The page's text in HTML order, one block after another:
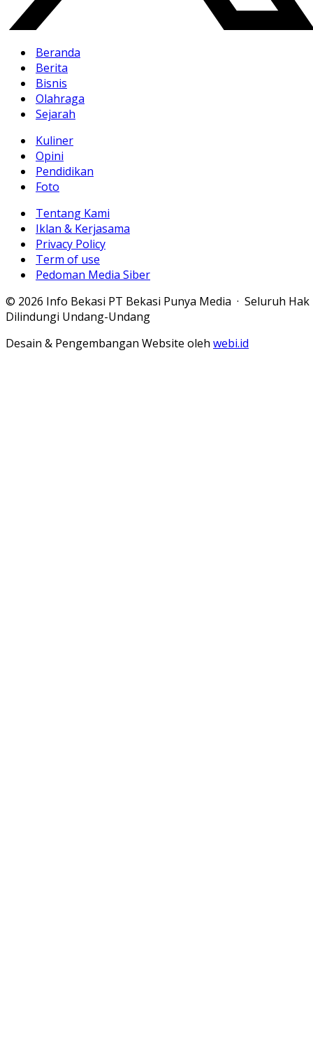
Beranda
Berita
Bisnis
Olahraga
Sejarah
Kuliner
Opini
Pendidikan
Foto
Tentang Kami
Iklan & Kerjasama
Privacy Policy
Term of use
Pedoman Media Siber
© 2026 Info Bekasi PT Bekasi Punya Media · Seluruh Hak
Dilindungi Undang-Undang
Desain & Pengembangan Website oleh webi.id